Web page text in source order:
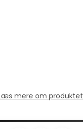
mere om produktet